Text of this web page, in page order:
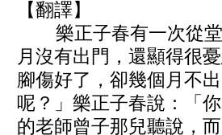
【翻譯】
樂正子春有一次從堂
月沒有出門，還顯得很
腳傷好了，卻幾個月不
呢？」樂正子春說：「
的老師曾子那兒聽說，